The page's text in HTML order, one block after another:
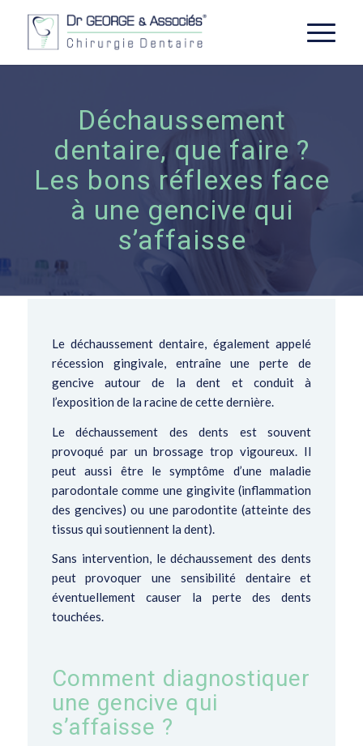
Déchaussement
dentaire, que faire ?
Les bons réflexes face
à une gencive qui
s’affaisse
Le déchaussement dentaire, également appelé
récession gingivale, entraîne une perte de
gencive autour de la dent et conduit à
l’exposition de la racine de cette dernière.
Ledéchaussement des dents est souvent
provoqué par un brossage trop vigoureux. Il
peut aussi être le symptôme d’une maladie
parodontale comme une gingivite (inflammation
des gencives) ou une parodontite (atteinte des
tissus qui soutiennent la dent).
Sans intervention, le déchaussement des dents
peut provoquer une sensibilité dentaire et
éventuellement causer la perte des dents
touchées.
Comment diagnostiquer
une gencive qui
s’affaisse ?